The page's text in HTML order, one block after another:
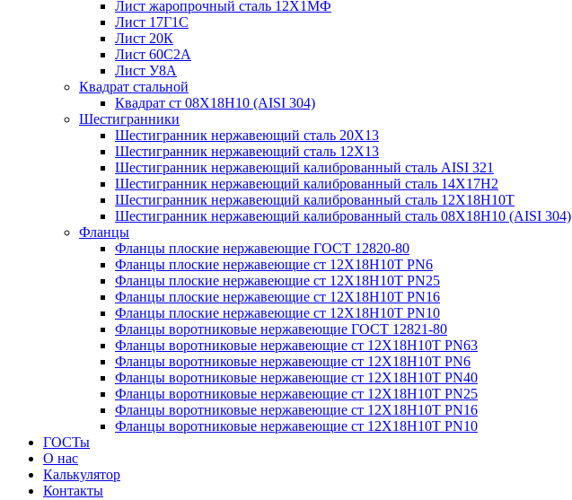
Лист жаропрочный сталь 12Х1МФ
Лист 17Г1С
Лист 20К
Лист 60С2А
Лист У8А
Квадрат стальной
Квадрат ст 08Х18Н10 (AISI 304)
Шестигранники
Шестигранник нержавеющий сталь 20Х13
Шестигранник нержавеющий сталь 12Х13
Шестигранник нержавеющий калиброванный сталь AISI 321
Шестигранник нержавеющий калиброванный сталь 14Х17Н2
Шестигранник нержавеющий калиброванный сталь 12Х18Н10Т
Шестигранник нержавеющий калиброванный сталь 08Х18Н10 (AISI 304)
Фланцы
Фланцы плоские нержавеющие ГОСТ 12820-80
Фланцы плоские нержавеющие ст 12Х18Н10Т PN6
Фланцы плоские нержавеющие ст 12Х18Н10Т PN25
Фланцы плоские нержавеющие ст 12Х18Н10Т PN16
Фланцы плоские нержавеющие ст 12Х18Н10Т PN10
Фланцы воротниковые нержавеющие ГОСТ 12821-80
Фланцы воротниковые нержавеющие ст 12Х18Н10Т PN63
Фланцы воротниковые нержавеющие ст 12Х18Н10Т PN6
Фланцы воротниковые нержавеющие ст 12Х18Н10Т PN40
Фланцы воротниковые нержавеющие ст 12Х18Н10Т PN25
Фланцы воротниковые нержавеющие ст 12Х18Н10Т PN16
Фланцы воротниковые нержавеющие ст 12Х18Н10Т PN10
ГОСТы
О нас
Калькулятор
Контакты